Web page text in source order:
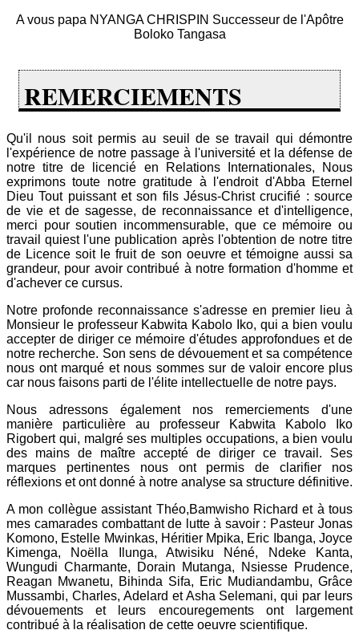
A vous papa NYANGA CHRISPIN Successeur de l'Apôtre
Boloko Tangasa
REMERCIEMENTS
Qu'il nous soit permis au seuil de se travail qui démontre
l'expérience de notre passage à l'université et la défense de
notre titre de licencié en Relations Internationales, Nous
exprimons toute notre gratitude à l'endroit d'Abba Eternel
Dieu Tout puissant et son fils Jésus-Christ crucifié : source
de vie et de sagesse, de reconnaissance et d'intelligence,
merci pour soutien incommensurable, que ce mémoire ou
travail quiest l'une publication après l'obtention de notre titre
de Licence soit le fruit de son oeuvre et témoigne aussi sa
grandeur, pour avoir contribué à notre formation d'homme et
d'achever ce cursus.
Notre profonde reconnaissance s'adresse en premier lieu à
Monsieur le professeur Kabwita Kabolo Iko, qui a bien voulu
accepter de diriger ce mémoire d'études approfondues et de
notre recherche. Son sens de dévouement et sa compétence
nous ont marqué et nous sommes sur de valoir encore plus
car nous faisons parti de l'élite intellectuelle de notre pays.
Nous adressons également nos remerciements d'une
manière particulière au professeur Kabwita Kabolo Iko
Rigobert qui, malgré ses multiples occupations, a bien voulu
des mains de maître accepté de diriger ce travail. Ses
marques pertinentes nous ont permis de clarifier nos
réflexions et ont donné à notre analyse sa structure définitive.
A mon collègue assistant Théo,Bamwisho Richard et à tous
mes camarades combattant de lutte à savoir : Pasteur Jonas
Komono, Estelle Mwinkas, Héritier Mpika, Eric Ibanga, Joyce
Kimenga, Noëlla Ilunga, Atwisiku Néné, Ndeke Kanta,
Wungudi Charmante, Dorain Mutanga, Nsiesse Prudence,
Reagan Mwanetu, Bihinda Sifa, Eric Mudiandambu, Grâce
Mussambi, Charles, Adelard et Asha Selemani, qui par leurs
dévouements et leurs encouregements ont largement
contribué à la réalisation de cette oeuvre scientifique.